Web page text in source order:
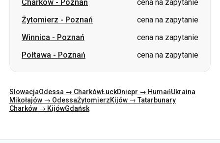
Charków - Poznań
cena na zapytanie
Żytomierz - Poznań
cena na zapytanie
Winnica - Poznań
cena na zapytanie
Połtawa - Poznań cena na zapytanie
SlowacjaOdessa → CharkówŁuckDniepr → HumańUkraina
Mikołajów → OdessaŻytomierzKijów → Tatarbunary
Charków → KijówGdańsk